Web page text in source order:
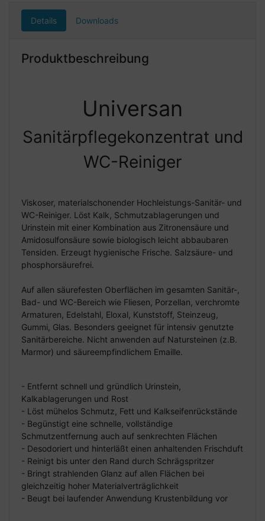
Details Downloads
Produktbeschreibung
Universan
Sanitärpflegekonzentrat und
WC-Reiniger
Viskoser, materialschonender Hochleistungs-Sanitär- und
WC-Reiniger. Löst Kalk, Schmutzablagerungen und
Urinstein mit einer Kombination aus Zitronensäure und
Amidosulfonsäure sowie biologisch leicht abbaubaren
Tensiden. Erzeugt hygienische Frische. Salzsäure- und
phosphorsäurefrei.
Auf allen säurefesten Oberflächen im gesamten Sanitär-,
Bad- und WC-Bereich wie Fliesen, Porzellan, verchromte
Armaturen, Edelstahl, Eloxal, Kunststoff, Steinzeug,
Gummi, Glas. Besonders geeignet für intensiv genutzte
Sanitärbereiche. Nicht anwenden auf Natursteinen (z.B.
Marmor) und säureempfindlichem Emaille.
- Entfernt schnell und gründlich Urinstein,
Kalkablagerungen und Rost
- Löst mühelos Schmutz, Fett und Kalkseifenrückstände
- Begünstigt eine schnelle, vollständige
Schmutzentfernung auch auf senkrechten Flächen
- Desodoriert und hinterläßt einen anhaltenden Frischduft
- Reinigt bis unter den Rand durch Schrägspritzer
- Bringt strahlenden Glanz auf allen Flächen bei
gleichzeitig hoher Materialverträglichkeit
- Beugt bei laufender Anwendung Krustenbildung vor